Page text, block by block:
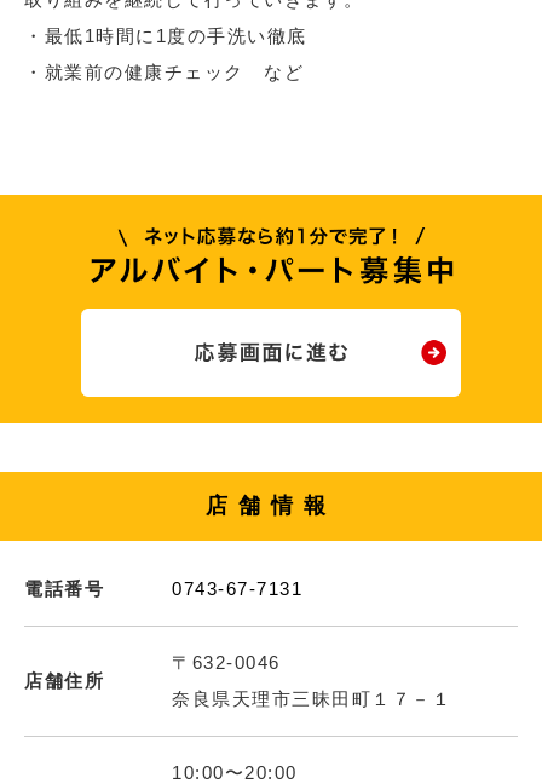
・最低1時間に1度の手洗い徹底
・就業前の健康チェック など
店舗情報
電話番号 0743-67-7131
店舗住所
〒632-0046
奈良県天理市三昧田町１７－１
10:00〜20:00